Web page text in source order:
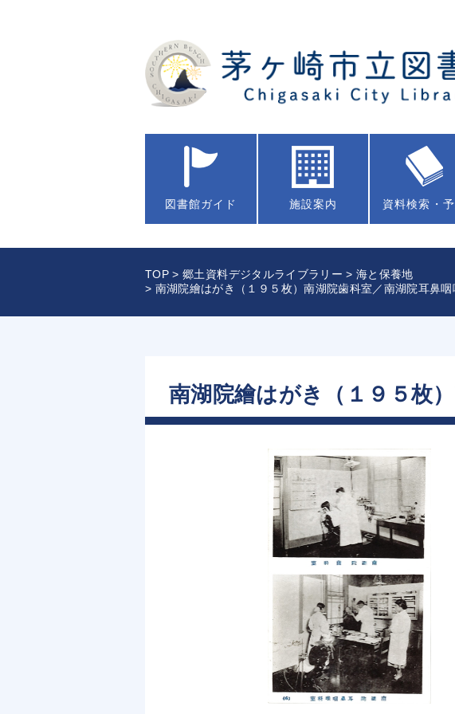
図書館ガイド 施設案内 資料検索・
TOP >郷土資料デジタルライブラリー >海と保養地
> 南湖院繪はがき（１９５枚）南湖院歯科室／南湖院耳鼻咽
南湖院繪はがき（１９５枚